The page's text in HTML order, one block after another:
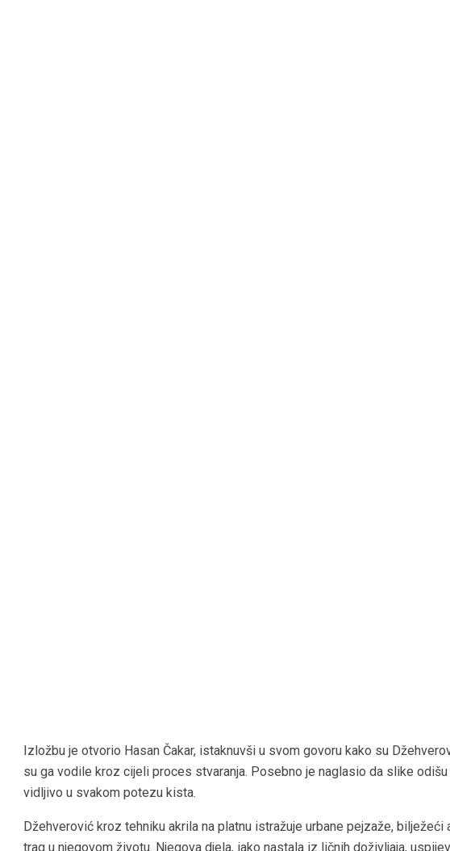
Izložbu je otvorio Hasan Čakar, istaknuvši u svom govoru kako su
su ga vodile kroz cijeli proces stvaranja. Posebno je naglasio da slike
vidljivo u svakom potezu kista.
Džehverović kroz tehniku akrila na platnu istražuje urbane pejzaže,
trag u njegovom životu. Njegova djela, iako nastala iz ličnih doživljaja,